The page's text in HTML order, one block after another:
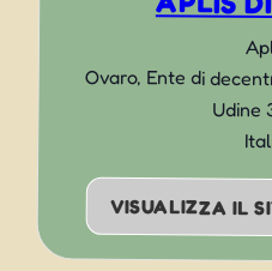
Ovaro, Ente di
Udine
VISUALIZZA IL